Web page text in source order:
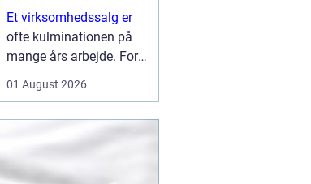
salg
Et virksomhedssalg er
ofte kulminationen på
mange års arbejde. For
om at trække sig tilbage.
strategisk skridt for at
investeringer. Uanset
01 August 2026